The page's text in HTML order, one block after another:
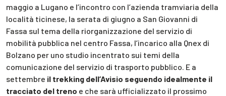
maggio a Lugano e l’incontro con l’azienda tramviaria della
località ticinese, la serata di giugno a San Giovanni di
Fassa sul tema della riorganizzazione del servizio di
mobilità pubblica nel centro Fassa, l’incarico alla Qnex di
Bolzano per uno studio incentrato sui temi della
comunicazione del servizio di trasporto pubblico. E a
settembre il trekking dell’Avisio seguendo idealmente il
tracciato del treno e che sarà ufficializzato il prossimo